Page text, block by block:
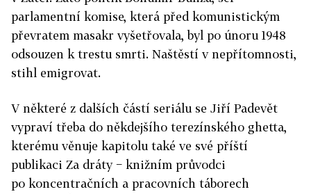
parlamentní komise, která před komunistickým
převratem masakr vyšetřovala, byl po únoru 1948
odsouzen k trestu smrti. Naštěstí v nepřítomnosti,
stihl emigrovat.
V některé z dalších částí seriálu se Jiří Padevět
vypraví třeba do někdejšího terezínského ghetta,
kterému věnuje kapitolu také ve své příští
publikaci Za dráty − knižním průvodci
po koncentračních a pracovních táborech